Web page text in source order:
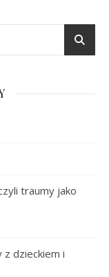
traumy jako
z dzieckiem i